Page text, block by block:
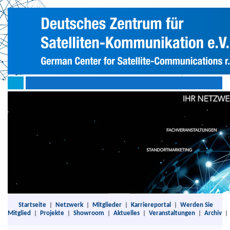
Startseite Netzwerk Mitglieder Karriereportal
Werden Sie
Mitglied
Projekte Showroom Aktuelles Veranstaltungen Archiv